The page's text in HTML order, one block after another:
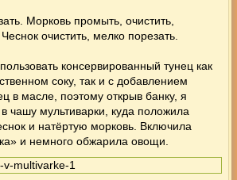
Морковь промыть, очистить,
очистить, мелко порезать.
консервированный тунец как
соку, так и с добавлением
в масле, поэтому открыв банку, я
чашу мультиварки, куда положила
и натёртую морковь. Включила
и немного обжарила овощи.